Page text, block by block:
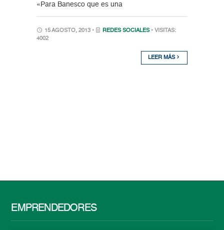
«Para Banesco que es una
15 AGOSTO, 2013 • REDES SOCIALES • VISITAS:
4002
LEER MÁS
EMPRENDEDORES